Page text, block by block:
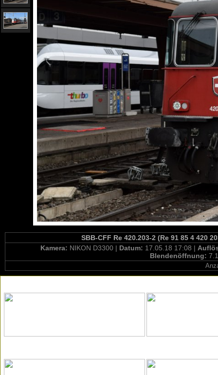
SBB-CFF Re 420.203-2 (Re 91 85 4 420
Kamera: NIKON D3300 | Datum: 17.05.18 17:08 |
Blendenöffnung: